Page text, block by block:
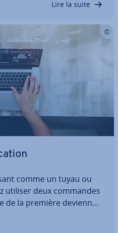
Lire la suite
comme un tuyau ou
utiliser deux commandes
de la première devienne
peut être détourné et faire